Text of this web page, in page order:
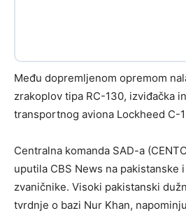
Među dopremljenom opremom
zrakoplov tipa RC-130, izviđačka
transportnog aviona Lockheed C-
Centralna komanda SAD-a
uputila CBS News na pakistanske
zvaničnike. Visoki pakistanski
tvrdnje o bazi Nur Khan,